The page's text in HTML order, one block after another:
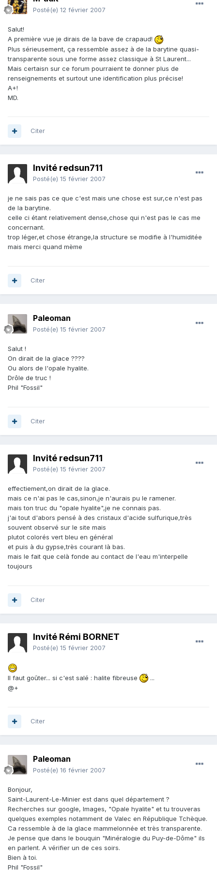
Posté(e) 12 février 2007
Salut!
A première vue je dirais de la bave de crapaud!
Plus sérieusement, ça ressemble assez à de la barytine quasi-
transparente sous une forme assez classique à St Laurent...
Mais certaisn sur ce forum pourraient te donner plus de
renseignements et surtout une identification plus précise!
A+!
MD.
Citer
Invité redsun711
Posté(e) 15 février 2007
je ne sais pas ce que c'est mais une chose est sur,ce n'est pas
de la barytine.
celle ci étant relativement dense,chose qui n'est pas le cas me
concernant.
trop léger,et chose étrange,la structure se modifie à l'humiditée
mais merci quand mème
Citer
Paleoman
Posté(e) 15 février 2007
Salut !
On dirait de la glace ????
Ou alors de l'opale hyalite.
Drôle de truc !
Phil "Fossil"
Citer
Invité redsun711
Posté(e) 15 février 2007
effectiement,on dirait de la glace.
mais ce n'ai pas le cas,sinon,je n'aurais pu le ramener.
mais ton truc du "opale hyalite",je ne connais pas.
j'ai tout d'abors pensé à des cristaux d'acide sulfurique,très
souvent observé sur le site mais
plutot colorés vert bleu en général
et puis à du gypse,très courant là bas.
mais le fait que celà fonde au contact de l'eau m'interpelle
toujours
Citer
Invité Rémi BORNET
Posté(e) 15 février 2007
Il faut goûter... si c'est salé : halite fibreuse
...
@+
Citer
Paleoman
Posté(e) 16 février 2007
Bonjour,
Saint-Laurent-Le-Minier est dans quel département ?
Recherches sur google, Images, "Opale hyalite" et tu trouveras
quelques exemples notamment de Valec en République Tchèque.
Ca ressemble à de la glace mammelonnée et très transparente.
Je pense que dans le bouquin "Minéralogie du Puy-de-Dôme" ils
en parlent. A vérifier un de ces soirs.
Bien à toi.
Phil "Fossil"